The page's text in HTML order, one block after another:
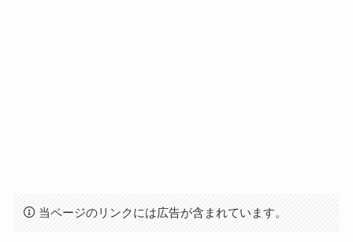
当ページのリンクには広告が含まれています。